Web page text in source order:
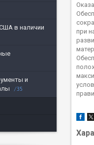
при
в наличии
и
35